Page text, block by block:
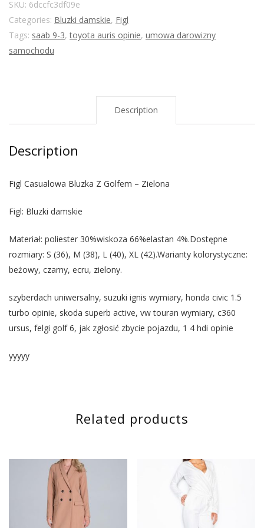
SKU: 6dccfc3df09e
Categories: Bluzki damskie, Figl
Tags: saab 9-3,toyota auris opinie, umowa darowizny
samochodu
Description
Description
Figl Casualowa Bluzka Z Golfem – Zielona
Figl: Bluzki damskie
Materiał: poliester 30%wiskoza 66%elastan 4%.Dostępne
rozmiary: S (36), M (38), L (40), XL (42).Warianty kolorystyczne:
beżowy, czarny, ecru, zielony.
szyberdach uniwersalny, suzuki ignis wymiary, honda civic 1.5
turbo opinie, skoda superb active, vw touran wymiary, c360
ursus, felgi golf 6, jak zgłosić zbycie pojazdu, 1 4 hdi opinie
yyyyy
Related products